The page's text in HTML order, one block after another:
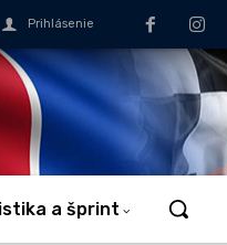
Prihlásenie
a šprint